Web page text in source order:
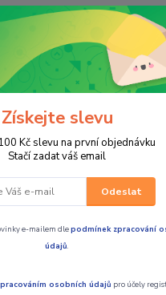
0,00
a ENDURO
DĚTSKÝ
Kids Gravity-FX Edrive Jersey
KTM Kids
Získejte slevu
Kč slevu na první objednávku
Stačí zadat váš email
Odeslat
e-mailem dlepodmínek zpracování
údajů.
osobních údajů pro účely